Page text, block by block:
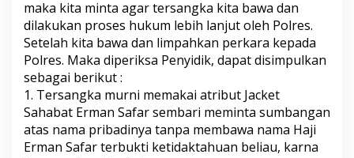
i
b
u
P
s
l
o
n
maka kita minta agar tersangka kita bawa dan
dilakukan proses hukum lebih lanjut oleh Polres.
Setelah kita bawa dan limpahkan perkara kepada
Polres. Maka diperiksa Penyidik, dapat disimpulkan
sebagai berikut :
1. Tersangka murni memakai atribut Jacket
Sahabat Erman Safar sembari meminta sumbangan
atas nama pribadinya tanpa membawa nama Haji
Erman Safar terbukti ketidaktahuan beliau, karna